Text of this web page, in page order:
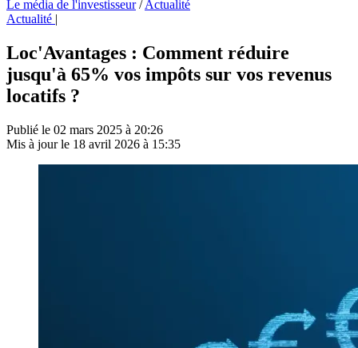
Le média de l'investisseur / Actualité
Actualité |
Loc'Avantages : Comment réduire
jusqu'à 65% vos impôts sur vos revenus
locatifs ?
Publié le 02 mars 2025 à 20:26
Mis à jour le 18 avril 2026 à 15:35